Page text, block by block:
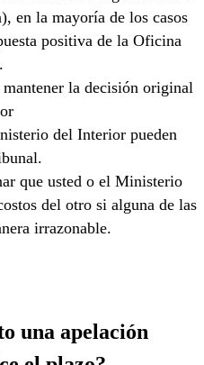
en la mayoría de los casos
positiva de la Oficina
la decisión original
del Interior pueden
que usted o el Ministerio
del otro si alguna de las
irrazonable.
una apelación